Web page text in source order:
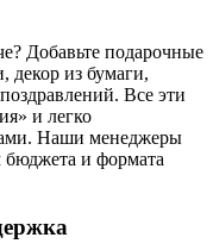
Добавьте подарочные
декор из бумаги,
Все эти
и легко
Наши менеджеры
бюджета и формата